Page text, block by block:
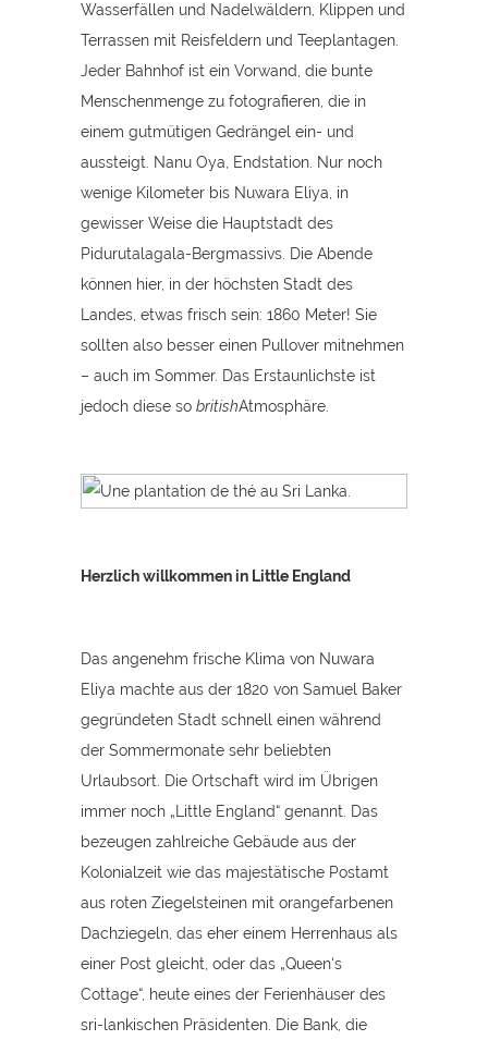
Wasserfällen und Nadelwäldern, Klippen und
Terrassen mit Reisfeldern und Teeplantagen.
Jeder Bahnhof ist ein Vorwand, die bunte
Menschenmenge zu fotografieren, die in
einem gutmütigen Gedrängel ein- und
aussteigt. Nanu Oya, Endstation. Nur noch
wenige Kilometer bis Nuwara Eliya, in
gewisser Weise die Hauptstadt des
Pidurutalagala-Bergmassivs. Die Abende
können hier, in der höchsten Stadt des
Landes, etwas frisch sein: 1860 Meter! Sie
sollten also besser einen Pullover mitnehmen
– auch im Sommer. Das Erstaunlichste ist
jedoch diese so britishAtmosphäre.
Herzlich willkommen in Little England
Das angenehm frische Klima von Nuwara
Eliya machte aus der 1820 von Samuel Baker
gegründeten Stadt schnell einen während
der Sommermonate sehr beliebten
Urlaubsort. Die Ortschaft wird im Übrigen
immer noch „Little England“ genannt. Das
bezeugen zahlreiche Gebäude aus der
Kolonialzeit wie das majestätische Postamt
aus roten Ziegelsteinen mit orangefarbenen
Dachziegeln, das eher einem Herrenhaus als
einer Post gleicht, oder das „Queen‘s
Cottage“, heute eines der Ferienhäuser des
sri-lankischen Präsidenten. Die Bank, die